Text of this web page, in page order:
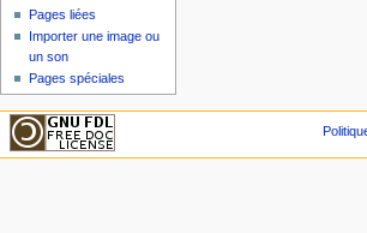
Pages liées
Importer une image ou
un son
Pages spéciales